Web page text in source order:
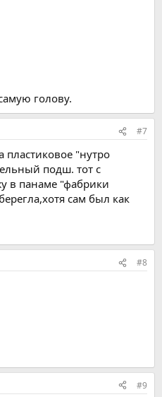
голову.
#7
пластиковое "нутро
подш. тот с
в панаме "фабрики
сам был как
#8
#9